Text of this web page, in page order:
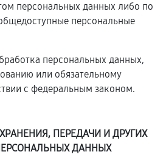
персональных данных либо по
персональные
персональных данных,
или обязательному
с федеральным законом.
ПЕРЕДАЧИ И ДРУГИХ
ДАННЫХ